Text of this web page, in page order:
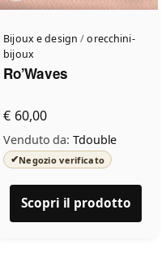
Bijoux e design /orecchini-
bijoux
Ro’Waves
€ 60,00
Venduto da: Tdouble
✔Negozio verificato
Scopri il prodotto